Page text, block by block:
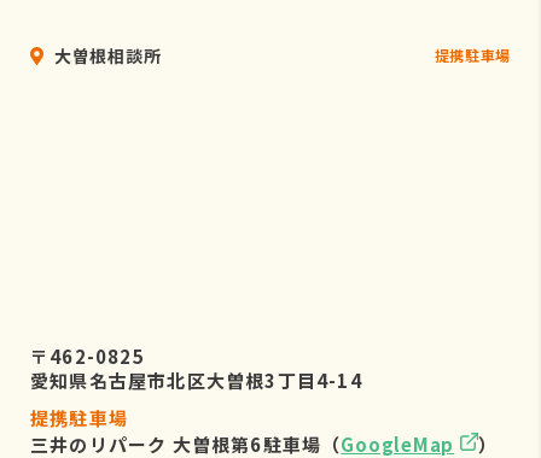
大曽根相談所 提携駐車場
〒462-0825
愛知県名古屋市北区大曽根3丁目4-14
提携駐車場
三井のリパーク 大曽根第6駐車場（GoogleMap
）